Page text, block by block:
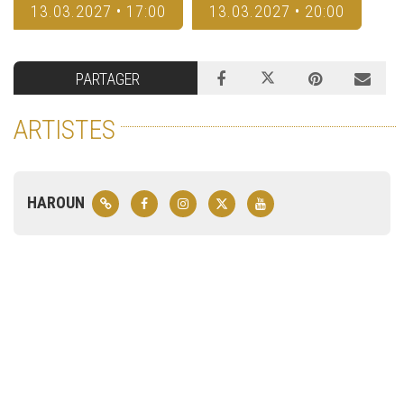
13.03.2027 • 17:00 13.03.2027 • 20:00
PARTAGER
ARTISTES
HAROUN